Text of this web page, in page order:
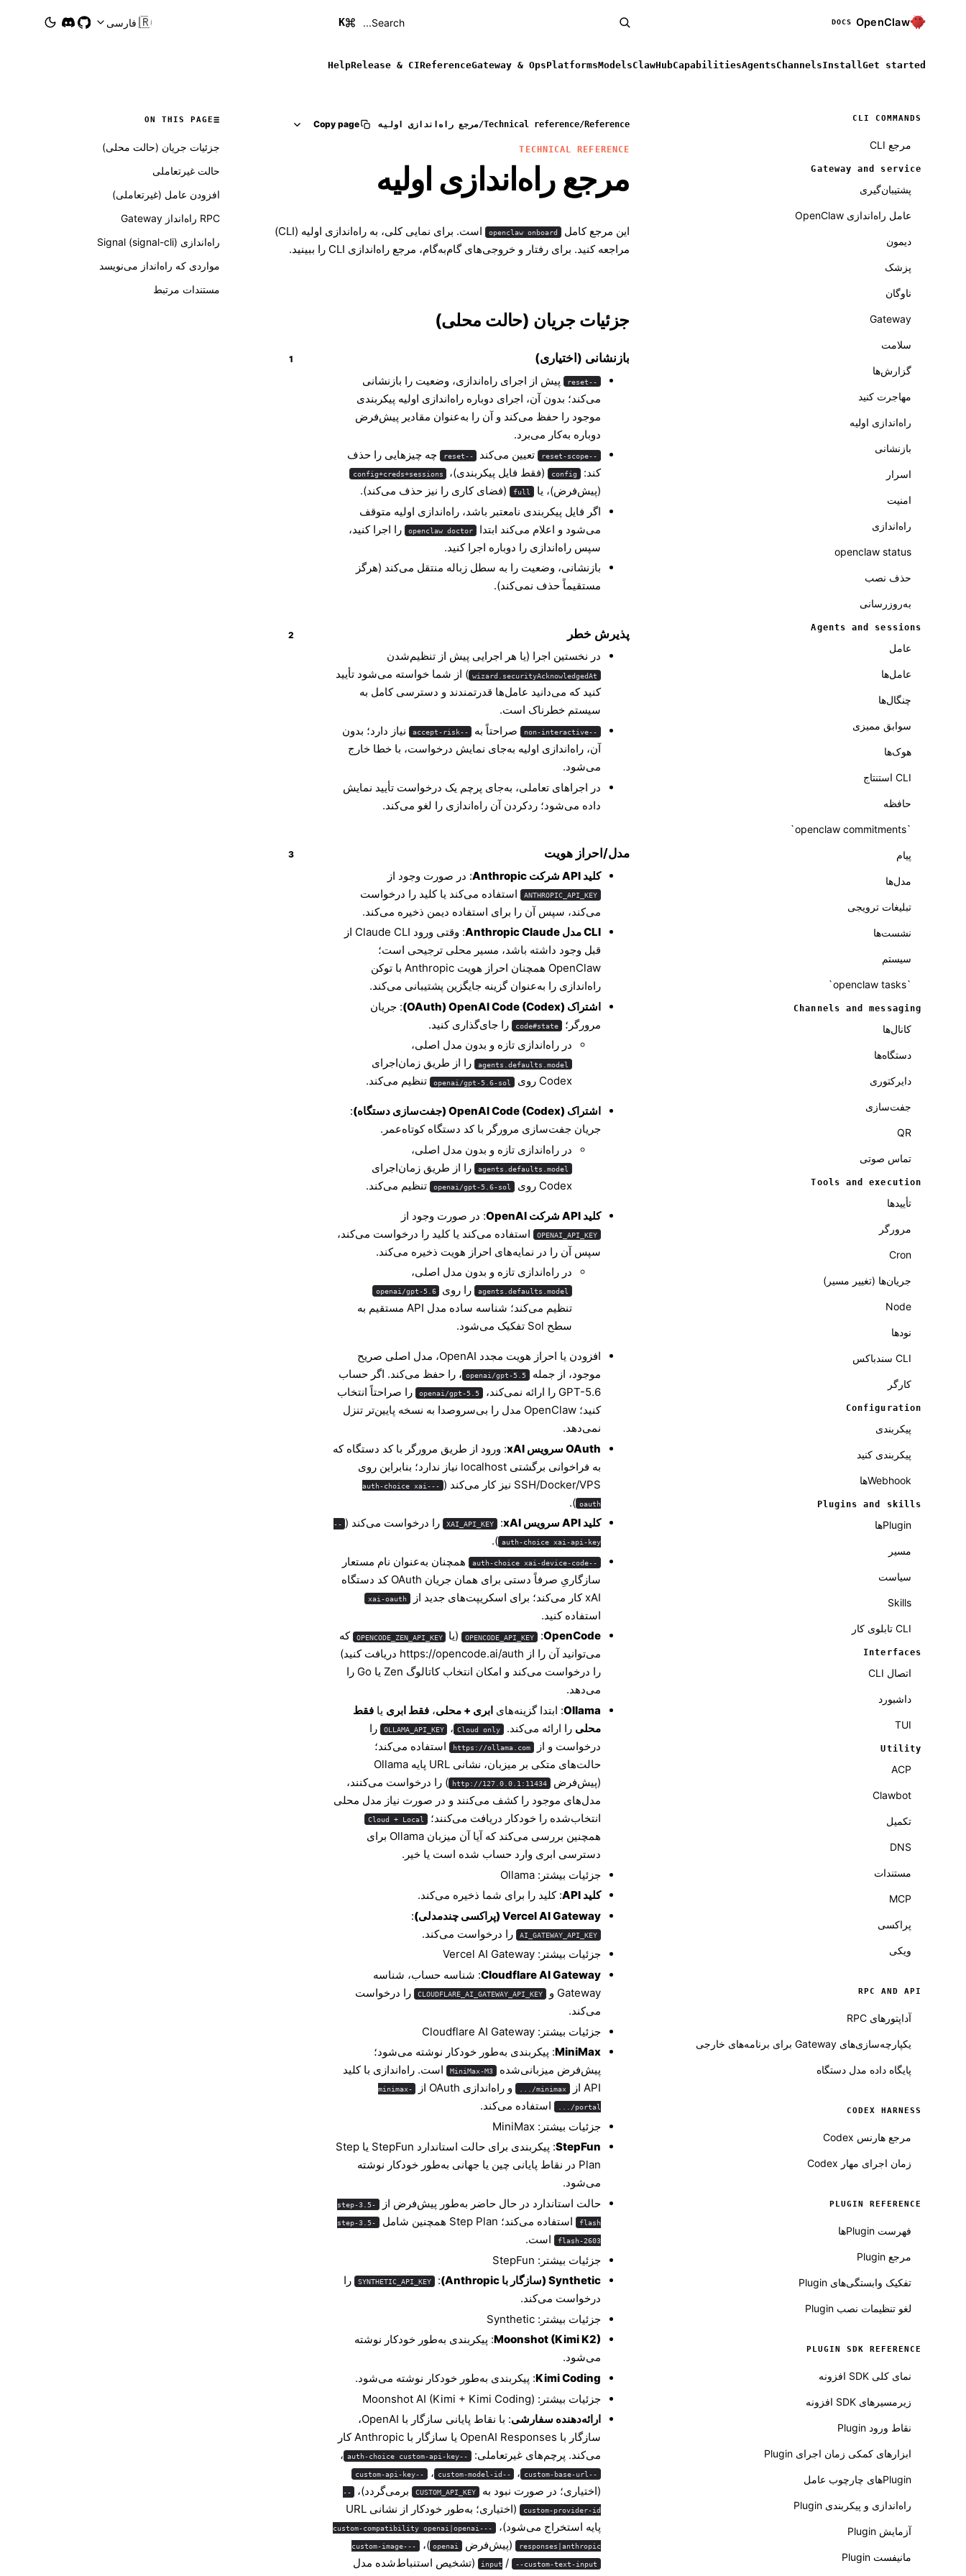
OpenClaw
DOCS
Search...
K
🇮🇷فارسی
Get started
Install
Channels
Agents
Capabilities
ClawHub
Models
Platforms
Gateway & Ops
Reference
Release & CI
Help
CLI COMMANDS
مرجع CLI
Gateway and service
پشتیبان‌گیری
عامل راه‌اندازی OpenClaw
دیمون
پزشک
ناوگان
Gateway
سلامت
گزارش‌ها
مهاجرت کنید
راه‌اندازی اولیه
بازنشانی
اسرار
امنیت
راه‌اندازی
openclaw status
حذف نصب
به‌روزرسانی
Agents and sessions
عامل
عامل‌ها
چنگال‌ها
سوابق ممیزی
هوک‌ها
CLI استنتاج
حافظه
`openclaw commitments`
پیام
مدل‌ها
تبلیغات ترویجی
نشست‌ها
سیستم
`openclaw tasks`
Channels and messaging
کانال‌ها
دستگاه‌ها
دایرکتوری
جفت‌سازی
QR
تماس صوتی
Tools and execution
تأییدها
مرورگر
Cron
جریان‌ها (تغییر مسیر)
Node
نودها
CLI سندباکس
کارگر
Configuration
پیکربندی
پیکربندی کنید
Webhookها
Plugins and skills
Pluginها
مسیر
سیاست
Skills
CLI تابلوی کار
Interfaces
اتصال CLI
داشبورد
TUI
Utility
ACP
Clawbot
تکمیل
DNS
مستندات
MCP
پراکسی
ویکی
RPC AND API
آداپتورهای RPC
یکپارچه‌سازی‌های Gateway برای برنامه‌های خارجی
پایگاه داده مدل دستگاه
CODEX HARNESS
مرجع هارنس Codex
زمان اجرای مهار Codex
PLUGIN REFERENCE
فهرست Pluginها
مرجع Plugin
تفکیک وابستگی‌های Plugin
لغو تنظیمات نصب Plugin
PLUGIN SDK REFERENCE
نمای کلی SDK افزونه
زیرمسیرهای SDK افزونه
نقاط ورود Plugin
ابزارهای کمکی زمان اجرای Plugin
Pluginهای چارچوب عامل
راه‌اندازی و پیکربندی Plugin
آزمایش Plugin
مانیفست Plugin
Reference
/
Technical reference
/مرجع راه‌اندازی اولیه Copy page
TECHNICAL REFERENCE
مرجع راه‌اندازی اولیه
این مرجع کامل openclaw onboard است. برای نمایی کلی، به راه‌اندازی اولیه (CLI)
مراجعه کنید. برای رفتار و خروجی‌های گام‌به‌گام، مرجع راه‌اندازی CLI را ببینید.
جزئیات جریان (حالت محلی)
بازنشانی (اختیاری)
--reset
پیش از اجرای راه‌اندازی، وضعیت را بازنشانی
می‌کند؛ بدون آن، اجرای دوباره راه‌اندازی اولیه پیکربندی
موجود را حفظ می‌کند و آن را به‌عنوان مقادیر پیش‌فرض
دوباره به‌کار می‌برد.
--reset-scope تعیین می‌کند --reset
چه چیزهایی را حذف
کند:
config (فقط فایل پیکربندی)، config+creds+sessions
(پیش‌فرض)، یا full (فضای کاری را نیز حذف می‌کند).
اگر فایل پیکربندی نامعتبر باشد، راه‌اندازی اولیه متوقف
می‌شود و اعلام می‌کند ابتدا
openclaw doctor را اجرا کنید،
سپس راه‌اندازی را دوباره اجرا کنید.
بازنشانی، وضعیت را به سطل زباله منتقل می‌کند (هرگز
مستقیماً حذف نمی‌کند).
پذیرش خطر
در نخستین اجرا (یا هر اجرایی پیش از تنظیم‌شدن
wizard.securityAcknowledgedAt ) از شما خواسته می‌شود تأیید
کنید که می‌دانید عامل‌ها قدرتمندند و دسترسی کامل به
سیستم خطرناک است.
--non-interactive صراحتاً به --accept-risk
نیاز دارد؛ بدون
آن، راه‌اندازی اولیه به‌جای نمایش درخواست، با خطا خارج
می‌شود.
در اجراهای تعاملی، به‌جای پرچم یک درخواست تأیید نمایش
داده می‌شود؛ ردکردن آن راه‌اندازی را لغو می‌کند.
مدل/احراز هویت
کلید API شرکت Anthropic : در صورت وجود از
ANTHROPIC_API_KEY استفاده می‌کند یا کلید را درخواست
می‌کند، سپس آن را برای استفاده دیمن ذخیره می‌کند.
CLI مدل Anthropic Claude
: وقتی ورود Claude CLI از
قبل وجود داشته باشد، مسیر محلی ترجیحی است؛
OpenClaw همچنان احراز هویت Anthropic با توکن
راه‌اندازی را به‌عنوان گزینه جایگزین پشتیبانی می‌کند.
اشتراک OpenAI Code (Codex) ‏(OAuth)
: جریان
مرورگر؛
code#state را جای‌گذاری کنید.
در راه‌اندازی تازه و بدون مدل اصلی،
agents.defaults.model را از طریق زمان‌اجرای
Codex روی
openai/gpt-5.6-sol تنظیم می‌کند.
اشتراک OpenAI Code (Codex) ‏(جفت‌سازی دستگاه)
:
جریان جفت‌سازی مرورگر با کد دستگاه کوتاه‌عمر.
در راه‌اندازی تازه و بدون مدل اصلی،
agents.defaults.model را از طریق زمان‌اجرای
Codex روی
openai/gpt-5.6-sol تنظیم می‌کند.
کلید API شرکت OpenAI : در صورت وجود از
OPENAI_API_KEY استفاده می‌کند یا کلید را درخواست می‌کند،
سپس آن را در نمایه‌های احراز هویت ذخیره می‌کند.
در راه‌اندازی تازه و بدون مدل اصلی،
agents.defaults.model را روی openai/gpt-5.6
تنظیم می‌کند؛ شناسه ساده مدل API مستقیم به
سطح Sol تفکیک می‌شود.
افزودن یا احراز هویت مجدد OpenAI، مدل اصلی صریح
موجود، از جمله
openai/gpt-5.5 ، را حفظ می‌کند. اگر حساب
GPT-5.6 را ارائه نمی‌کند،
openai/gpt-5.5 را صراحتاً انتخاب
کنید؛ OpenClaw مدل را بی‌سروصدا به نسخه پایین‌تر تنزل
نمی‌دهد.
OAuth سرویس xAI
: ورود از طریق مرورگر با کد دستگاه که
به فراخوانی برگشتی localhost نیاز ندارد؛ بنابراین روی
SSH/Docker/VPS نیز کار می‌کند (
--auth-choice xai-
oauth
).
کلید API سرویس xAI
: ‏
XAI_API_KEY را درخواست می‌کند ( --
auth-choice xai-api-key
).
--auth-choice xai-device-code
همچنان به‌عنوان نام مستعار
سازگاریِ صرفاً دستی برای همان جریان OAuth کد دستگاه
xAI کار می‌کند؛ برای اسکریپت‌های جدید از
xai-oauth
استفاده کنید.
OpenCode
: ‏
OPENCODE_API_KEY (یا OPENCODE_ZEN_API_KEY
که
می‌توانید آن را از https://opencode.ai/auth دریافت کنید)
را درخواست می‌کند و امکان انتخاب کاتالوگ Zen یا Go را
می‌دهد.
Ollama: ابتدا گزینه‌های ابری + محلی، فقط ابری یا فقط
محلی را ارائه می‌کند. Cloud only ، ‏ OLLAMA_API_KEY
را
درخواست و از
https://ollama.com استفاده می‌کند؛
حالت‌های متکی بر میزبان، نشانی URL پایه Ollama
(پیش‌فرض
http://127.0.0.1:11434 ) را درخواست می‌کنند،
مدل‌های موجود را کشف می‌کنند و در صورت نیاز مدل محلی
انتخاب‌شده را خودکار دریافت می‌کنند؛
Cloud + Local
همچنین بررسی می‌کند که آیا آن میزبان Ollama برای
دسترسی ابری وارد حساب شده است یا خیر.
جزئیات بیشتر: Ollama
کلید API
: کلید را برای شما ذخیره می‌کند.
Vercel AI Gateway (پراکسی چندمدلی)
:
AI_GATEWAY_API_KEY را درخواست می‌کند.
جزئیات بیشتر: Vercel AI Gateway
Cloudflare AI Gateway: شناسه حساب، شناسه
Gateway و
CLOUDFLARE_AI_GATEWAY_API_KEY را درخواست
می‌کند.
جزئیات بیشتر: Cloudflare AI Gateway
MiniMax: پیکربندی به‌طور خودکار نوشته می‌شود؛
پیش‌فرض میزبانی‌شده
MiniMax-M3 است. راه‌اندازی با کلید
API از
minimax/... و راه‌اندازی OAuth از minimax-
portal/...
استفاده می‌کند.
جزئیات بیشتر: MiniMax
StepFun
: پیکربندی برای حالت استاندارد StepFun یا Step
Plan در نقاط پایانی چین یا جهانی به‌طور خودکار نوشته
می‌شود.
حالت استاندارد در حال حاضر به‌طور پیش‌فرض از
step-3.5-
flash استفاده می‌کند؛ Step Plan همچنین شامل step-3.5-
flash-2603 است.
جزئیات بیشتر: StepFun
Synthetic (سازگار با Anthropic)
: ‏
SYNTHETIC_API_KEY را
درخواست می‌کند.
جزئیات بیشتر: Synthetic
Moonshot (Kimi K2): پیکربندی به‌طور خودکار نوشته
می‌شود.
Kimi Coding: پیکربندی به‌طور خودکار نوشته می‌شود.
جزئیات بیشتر: Moonshot AI (Kimi + Kimi Coding)
ارائه‌دهنده سفارشی
: با نقاط پایانی سازگار با OpenAI،
سازگار با OpenAI Responses یا سازگار با Anthropic کار
می‌کند. پرچم‌های غیرتعاملی:
--auth-choice custom-api-key
،
--custom-base-url ، ‏ --custom-model-id ، ‏ --custom-api-key
(اختیاری؛ در صورت نبود به CUSTOM_API_KEY برمی‌گردد)، --
custom-provider-id
(اختیاری؛ به‌طور خودکار از نشانی URL
پایه استخراج می‌شود)،
--custom-compatibility openai|openai-
responses|anthropic (پیش‌فرض openai )، ‏ --custom-image-
input / --custom-text-input
(تشخیص استنباط‌شده مدل
ON THIS PAGE
جزئیات جریان (حالت محلی)
حالت غیرتعاملی
افزودن عامل (غیرتعاملی)
RPC راه‌انداز Gateway
راه‌اندازی Signal (signal-cli)
مواردی که راه‌انداز می‌نویسد
مستندات مرتبط